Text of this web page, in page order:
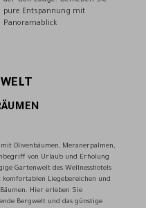
pure Entspannung mit
Panoramablick
Olivenbäumen, Meranerpalmen,
von Urlaub und Erholung
Gartenwelt des Wellnesshotels
Liegebereichen und
Hier erleben Sie
Bergwelt und das günstige